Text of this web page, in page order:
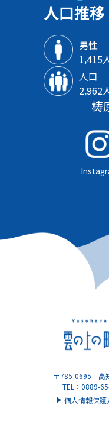
人口推移
男性
1‚415
人口
2‚962
梼
〒785-0695 高
TEL：0889-
個人情報保護